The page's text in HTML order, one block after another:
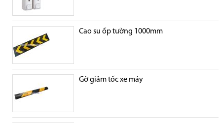
Cao su ốp tường 1000mm
Gờ giảm tốc xe máy